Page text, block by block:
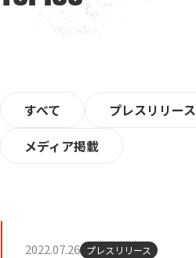
すべて
プレスリリース
メディア掲載
2022.07.26 プレスリリース